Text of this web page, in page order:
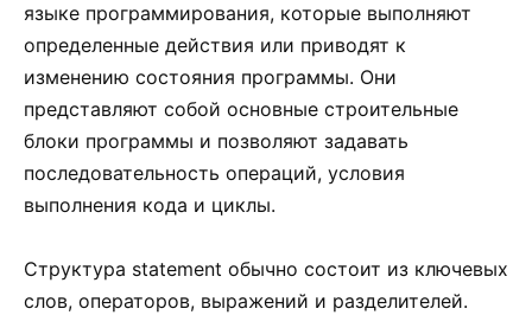
языке программирования, которые выполняют
определенные действия или приводят к
изменению состояния программы. Они
представляют собой основные строительные
блоки программы и позволяют задавать
последовательность операций, условия
выполнения кода и циклы.
Структура statement обычно состоит из ключевых
слов, операторов, выражений и разделителей.